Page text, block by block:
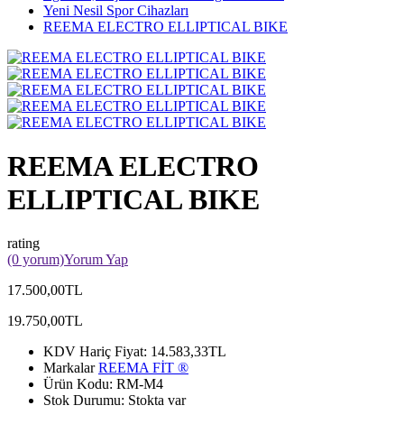
Yeni Nesil Spor Cihazları
REEMA ELECTRO ELLIPTICAL BIKE
REEMA ELECTRO
ELLIPTICAL BIKE
rating
(0 yorum)Yorum Yap
17.500,00TL
19.750,00TL
KDV Hariç Fiyat: 14.583,33TL
MarkalarREEMA FİT ®️
Ürün Kodu: RM-M4
Stok Durumu: Stokta var